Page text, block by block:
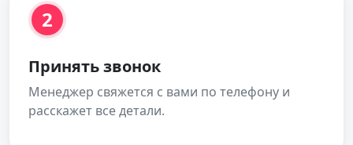
2
Принять звонок
Менеджер свяжется с вами по телефону и
расскажет все детали.